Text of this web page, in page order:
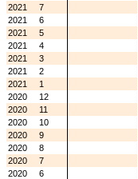
2021
7
2021
6
2021
5
2021
4
2021
3
2021
2
2021
1
2020
12
2020
11
2020
10
2020
9
2020
8
2020
7
2020
6